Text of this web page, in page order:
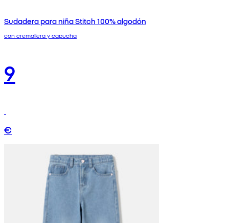
Sudadera para niña Stitch 100% algodón
con cremallera y capucha
9
€